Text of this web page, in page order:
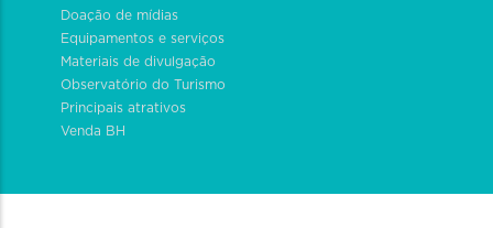
Doação de mídias
Equipamentos e serviços
Materiais de divulgação
Observatório do Turismo
Principais atrativos
Venda BH